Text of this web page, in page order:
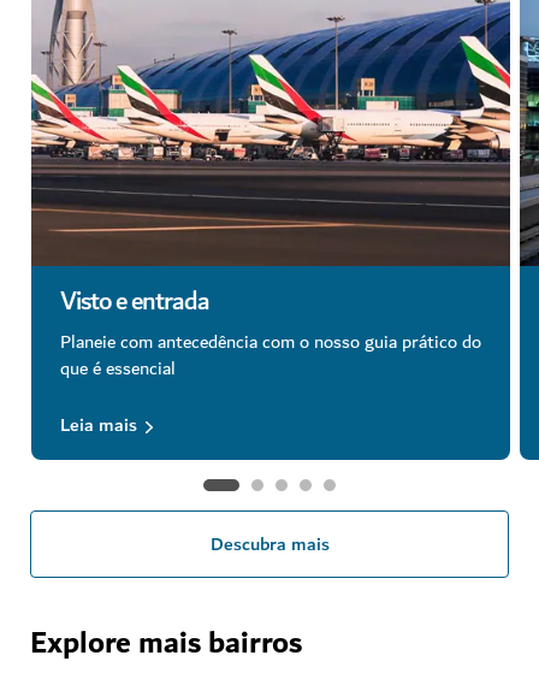
Visto e entrada
Planeie com antecedência com o nosso guia prático do
que é essencial
Leia mais
Descubra mais
Explore mais bairros